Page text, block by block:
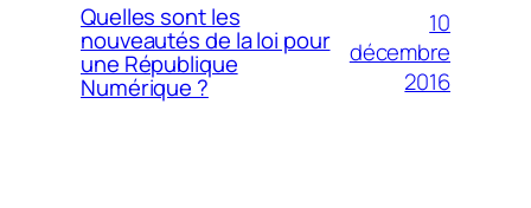
Quelles sont les
nouveautés de la loi pour
une République
Numérique ?
10
décembre
2016